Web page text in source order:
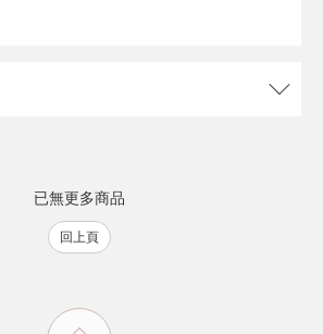
已無更多商品
回上頁